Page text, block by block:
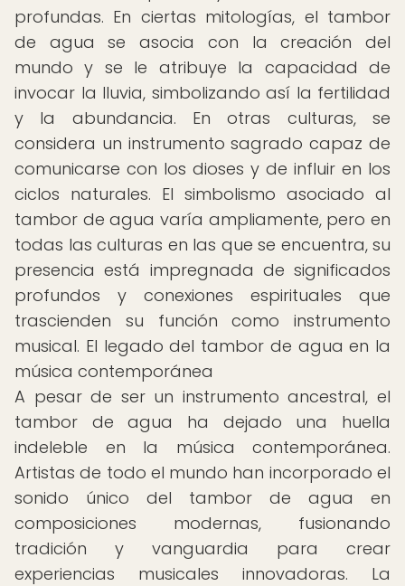
profundas. En ciertas mitologías, el tambor
de agua se asocia con la creación del
mundo y se le atribuye la capacidad de
invocar la lluvia, simbolizando así la fertilidad
y la abundancia. En otras culturas, se
considera un instrumento sagrado capaz de
comunicarse con los dioses y de influir en los
ciclos naturales. El simbolismo asociado al
tambor de agua varía ampliamente, pero en
todas las culturas en las que se encuentra, su
presencia está impregnada de significados
profundos y conexiones espirituales que
trascienden su función como instrumento
musical. El legado del tambor de agua en la
música contemporánea
A pesar de ser un instrumento ancestral, el
tambor de agua ha dejado una huella
indeleble en la música contemporánea.
Artistas de todo el mundo han incorporado el
sonido único del tambor de agua en
composiciones modernas, fusionando
tradición y vanguardia para crear
experiencias musicales innovadoras. La